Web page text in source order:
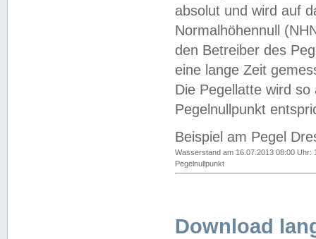
absolut und wird auf
Normalhöhennull
den Betreiber des
eine lange Zeit
Die Pegellatte wird
Pegelnullpunkt
Beispiel am Pegel
Wasserstand am 16.07.2013 08:00 Uhr:
Pegelnullpunkt
Download